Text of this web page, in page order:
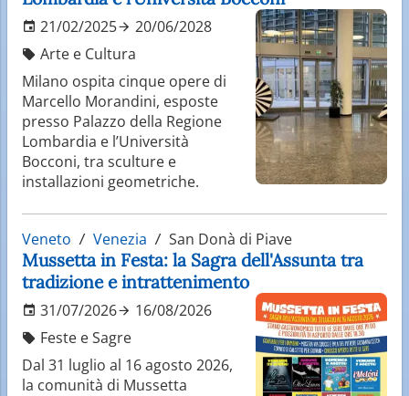
21/02/2025
20/06/2028
Arte e Cultura
Milano ospita cinque opere di
Marcello Morandini, esposte
presso Palazzo della Regione
Lombardia e l’Università
Bocconi, tra sculture e
installazioni geometriche.
Veneto Venezia San Donà di Piave
Mussetta in Festa: la Sagra dell'Assunta tra
tradizione e intrattenimento
31/07/2026
16/08/2026
Feste e Sagre
Dal 31 luglio al 16 agosto 2026,
la comunità di Mussetta